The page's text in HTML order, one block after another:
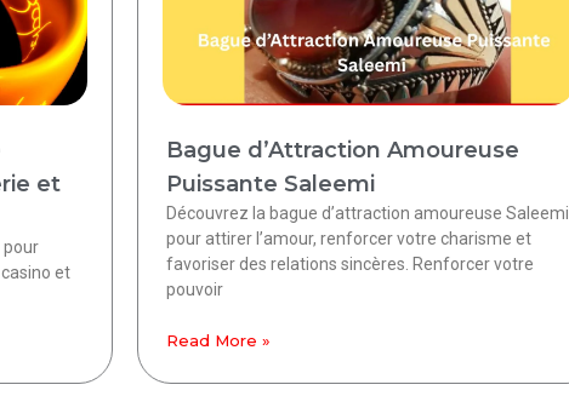
et
pour
et
Bague d’Attraction Amoureuse
Puissante Saleemi
Découvrez la bague d’attraction amoureuse Saleemi
pour attirer l’amour, renforcer votre charisme et
favoriser des relations sincères. Renforcer votre
pouvoir
Read More »